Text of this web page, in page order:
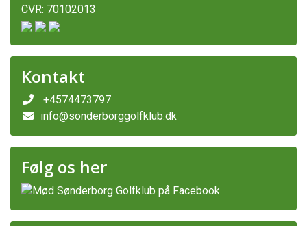
CVR: 70102013
Kontakt
+4574473797
info@sonderborggolfklub.dk
Følg os her